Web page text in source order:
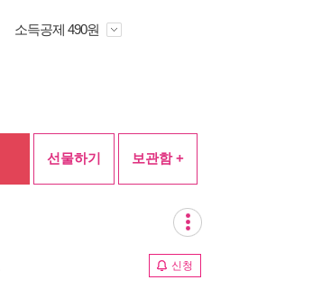
소득공제 490원
선물하기 보관함 +
신청